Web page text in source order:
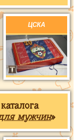
ЦСКА
мужчин»